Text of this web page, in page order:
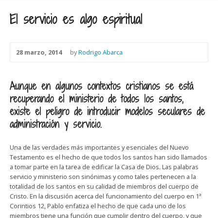
El servicio es algo espiritual
28 marzo, 2014 byRodrigo Abarca
Aunque en algunos contextos cristianos se está
recuperando el ministerio de todos los santos,
existe el peligro de introducir modelos seculares de
administración y servicio.
Una de las verdades más importantes y esenciales del Nuevo
Testamento es el hecho de que todos los santos han sido llamados
a tomar parte en la tarea de edificar la Casa de Dios. Las palabras
servicio y ministerio son sinónimas y como tales pertenecen a la
totalidad de los santos en su calidad de miembros del cuerpo de
Cristo. En la discusión acerca del funcionamiento del cuerpo en 1ª
Corintios 12, Pablo enfatiza el hecho de que cada uno de los
miembros tiene una función que cumplir dentro del cuerpo, y que